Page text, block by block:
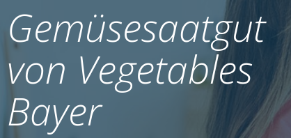
Gemüsesaatgut
von Vegetables
Bayer